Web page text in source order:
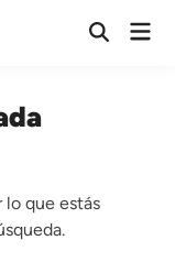
Abrir
lo que estás